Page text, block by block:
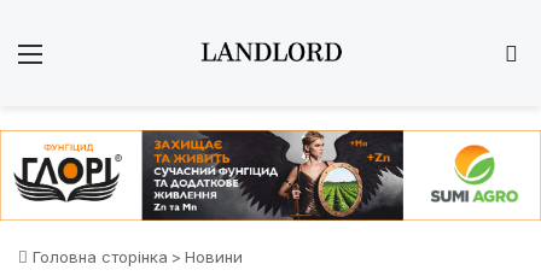
Головна сторінка > Новини